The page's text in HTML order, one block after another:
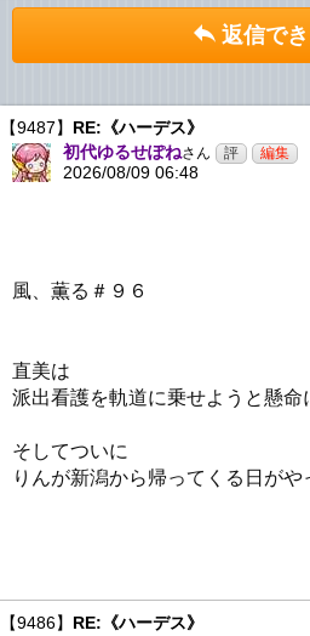
返信で
【9487】 RE:《ハーデス》
初代ゆるせぽねさん
2026/08/09 06:48
風、薫る＃９６
直美は
派出看護を軌道に乗せようと懸命
そしてついに
りんが新潟から帰ってくる日が
【9486】 RE:《ハーデス》